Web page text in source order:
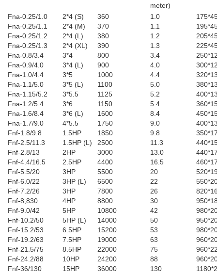
meter)
Fna-0.25/1.0 2*4 (S) 360 1.0
Fna-0.25/1.1
2*4 (M) 370 1.1
Fna-0.25/1.2
2*4 (L) 380 1.2
Fna-0.25/1.3
2*4 (XL) 390 1.3
Fna-0.8/3.4
3*4 800 3.4
Fna-0.9/4.0
3*4 (L) 900 4.0
Fna-1.0/4.4
3*5 1000 4.4
Fna-1.1/5.0
3*5 (L) 1100 5.0
Fna-1.15/5.2
3*5.5 1125 5.2
Fna-1.2/5.4
3*6 1150 5.4
Fna-1.6/8.4
3*6 (L) 1600 8.4
Fna-1.7/9.0
4*5.5 1750 9.0
Fnf-1.8/9.8
1.5HP 1850 9.8
Fnf-2.5/11.3
1.5HP (L) 2500 11.3
Fnf-2.8/13
2HP 3000 13.0
Fnf-4.4/16.5
2.5HP 4400 16.5
Fnf-5.5/20
3HP 5500 20
Fnf-6.0/22
3HP (L) 6500 22
Fnf-7.2/26
3HP 7800 26
Fnf-8,830
4HP 8800 30
Fnf-9.0/42
5HP 10800 42
Fnf-10.2/50
5HP (L) 14000 50
Fnf-15.2/53
6.5HP 15200 53
Fnf-19.2/63
7.5HP 19000 63
Fnf-21.5/75
8.5HP 22000 75
Fnf-24.2/88
10HP 24200 88
Fnf-36/130
15HP 36000 130